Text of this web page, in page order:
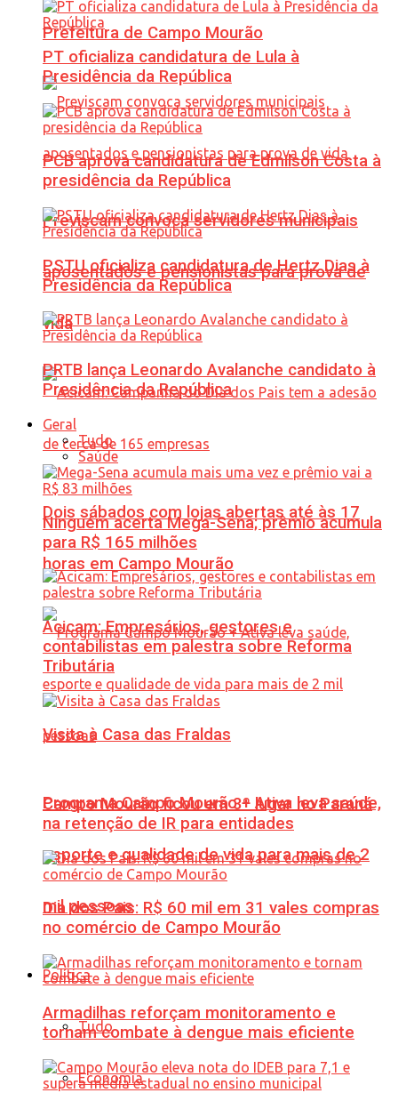
Prefeitura de Campo Mourão
Previscam convoca servidores municipais
aposentados e pensionistas para prova de
vida
Dois sábados com lojas abertas até às 17
horas em Campo Mourão
Programa Campo Mourão + Ativa leva saúde,
esporte e qualidade de vida para mais de 2
mil pessoas
Política
Tudo
Economia
PT oficializa candidatura de Lula à
Presidência da República
PCB aprova candidatura de Edmilson Costa à
presidência da República
PSTU oficializa candidatura de Hertz Dias à
Presidência da República
PRTB lança Leonardo Avalanche candidato à
Presidência da República
Geral
Tudo
Saúde
Ninguém acerta Mega-Sena; prêmio acumula
para R$ 165 milhões
Acicam: Empresários, gestores e
contabilistas em palestra sobre Reforma
Tributária
Visita à Casa das Fraldas
Campo Mourão ficou em 3º lugar no Paraná
na retenção de IR para entidades
Dia dos Pais: R$ 60 mil em 31 vales compras
no comércio de Campo Mourão
Armadilhas reforçam monitoramento e
tornam combate à dengue mais eficiente